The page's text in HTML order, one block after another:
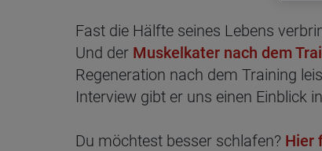
Fast die Hälfte seines Lebens
Und der Muskelkater nach dem
Regeneration nach dem Training
Interview gibt er uns einen Einblick
Du möchtest besser schlafen? Hier